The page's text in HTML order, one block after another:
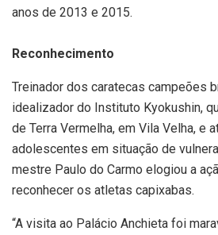
anos de 2013 e 2015.
Reconhecimento
Treinador dos caratecas campeões
idealizador do Instituto Kyokushin,
de Terra Vermelha, em Vila Velha, e
adolescentes em situação de
mestre Paulo do Carmo elogiou a
reconhecer os atletas capixabas.
“A visita ao Palácio Anchieta foi